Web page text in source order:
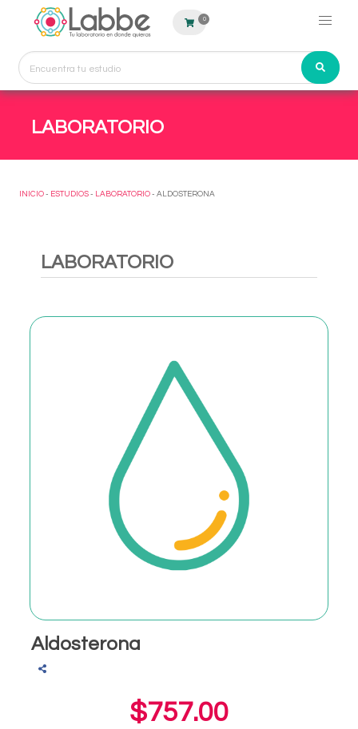
0
LABORATORIO
INICIO - ESTUDIOS - LABORATORIO - ALDOSTERONA
LABORATORIO
Aldosterona
$757.00